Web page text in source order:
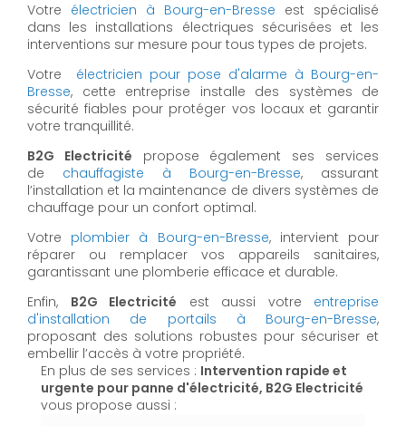
Votre électricien à Bourg-en-Bresse est spécialisé
dans les installations électriques sécurisées et les
interventions sur mesure pour tous types de projets.
Votre électricien pour pose d'alarme à Bourg-en-
Bresse, cette entreprise installe des systèmes de
sécurité fiables pour protéger vos locaux et garantir
votre tranquillité.
B2G Electricité propose également ses services
de chauffagiste à Bourg-en-Bresse, assurant
l’installation et la maintenance de divers systèmes de
chauffage pour un confort optimal.
Votre plombier à Bourg-en-Bresse, intervient pour
réparer ou remplacer vos appareils sanitaires,
garantissant une plomberie efficace et durable.
Enfin, B2G Electricité est aussi votre entreprise
d'installation de portails à Bourg-en-Bresse,
proposant des solutions robustes pour sécuriser et
embellir l’accès à votre propriété.
En plus de ses services : Intervention rapide et
urgente pour panne d'électricité, B2G Electricité
vous propose aussi :